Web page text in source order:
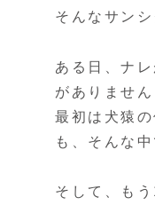
そんなサン
ある日、ナ
がありません
最初は犬猿
も、そんな
そして、も